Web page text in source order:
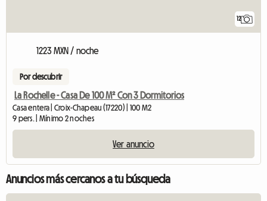
12
1223 MXN / noche
Por descubrir
La Rochelle - Casa De 100 M² Con 3 Dormitorios
Casa entera | Croix-Chapeau (17220) | 100 M2
9 pers. | Mínimo 2 noches
Ver anuncio
Anuncios más cercanos a tu búsqueda